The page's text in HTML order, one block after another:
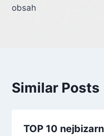
obsah
Similar Posts
TOP 10